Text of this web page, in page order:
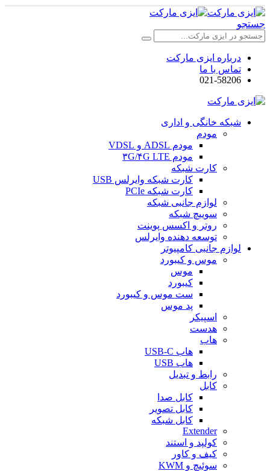
جستجو
درباره ایزی مارکت
تماس با ما
021-58206
شبکه خانگی و اداری
مودم
مودم ADSL و VDSL
مودم ۳G/۴G LTE
کارت شبکه
کارت شبکه وایرلس USB
کارت شبکه PCIe
لوازم جانبی شبکه
سوییچ شبکه
روتر و اکسس پوینت
توسعه دهنده وایرلس
لوازم جانبی کامپیوتر
موس و کیبورد
موس
کیبورد
ست موس و کیبورد
پد موس
اسپیکر
هدست
هاب
هاب USB-C
هاب USB
رابط و تبدیل
کابل
کابل صدا
کابل تصویر
کابل شبکه
Extender
کولپد و استند
کیف و کاور
سوئیچ و KWM